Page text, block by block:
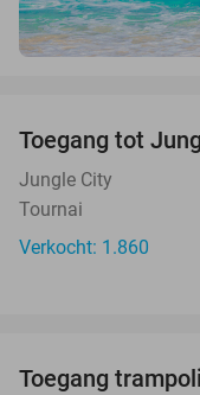
Toegang tot
Jungle City
Tournai
Verkocht: 1.860
Toegang